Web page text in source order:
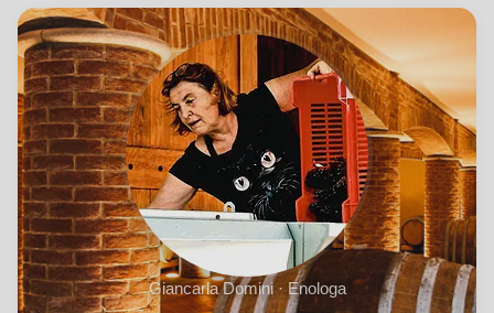
sfumature di spezie dolci. Il finale è lungo e armonico, con
una persistenza che invita a un altro assaggio.
Vedi dettagli del prodotto →
Giancarla Domini · Enologa